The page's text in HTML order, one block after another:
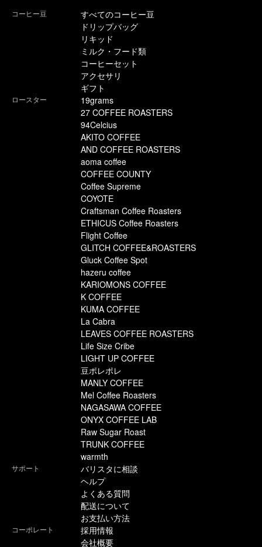
コーヒー豆
すべてのコーヒー豆
ドリップバッグ
リキッド
ミルク・フード類
コーヒーセット
アクセサリ
ギフト
ロースター
19grams
27 COFFEE ROASTERS
94Celcius
AKITO COFFEE
AND COFFEE ROASTERS
aoma coffee
COFFEE COUNTY
Coffee Supreme
COYOTE
Craftsman Coffee Roasters
ETHICUS Coffee Roasters
Flight Coffee
GLITCH COFFEE&ROASTERS
Gluck Coffee Spot
hazeru coffee
KARIOMONS COFFEE
K COFFEE
KUMA COFFEE
La Cabra
LEAVES COFFEE ROASTERS
Life Size Cribe
LIGHT UP COFFEE
豆ポレポレ
MANLY COFFEE
Mel Coffee Roasters
NAGASAWA COFFEE
ONYX COFFEE LAB
Raw Sugar Roast
TRUNK COFFEE
warmth
サポート
バリスタに相談
ヘルプ
よくある質問
配送について
お支払い方法
コーポレート
採用情報
会社概要